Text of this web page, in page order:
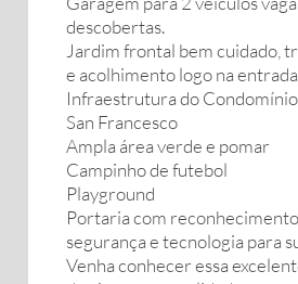
descobertas.
Jardim frontal bem cuidado,
e acolhimento logo na entrada
Infraestrutura do
San Francesco
Ampla área verde e pomar
Campinho de futebol
Playground
Portaria com reconhecimento
segurança e tecnologia para
Venha conhecer essa